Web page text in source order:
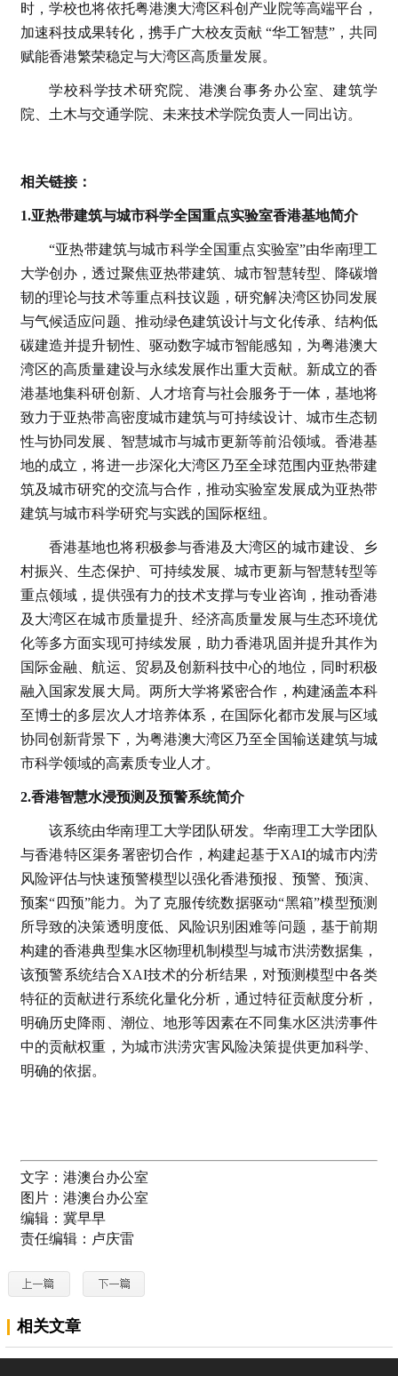
时，学校也将依托粤港澳大湾区科创产业院等高端平台，
加速科技成果转化，携手广大校友贡献 “华工智慧”，共同
赋能香港繁荣稳定与大湾区高质量发展。
学校科学技术研究院、港澳台事务办公室、建筑学
院、土木与交通学院、未来技术学院负责人一同出访。
相关链接：
1.亚热带建筑与城市科学全国重点实验室香港基地简介
“亚热带建筑与城市科学全国重点实验室”由华南理工
大学创办，透过聚焦亚热带建筑、城市智慧转型、降碳增
韧的理论与技术等重点科技议题，研究解决湾区协同发展
与气候适应问题、推动绿色建筑设计与文化传承、结构低
碳建造并提升韧性、驱动数字城市智能感知，为粤港澳大
湾区的高质量建设与永续发展作出重大贡献。新成立的香
港基地集科研创新、人才培育与社会服务于一体，基地将
致力于亚热带高密度城市建筑与可持续设计、城市生态韧
性与协同发展、智慧城市与城市更新等前沿领域。香港基
地的成立，将进一步深化大湾区乃至全球范围内亚热带建
筑及城市研究的交流与合作，推动实验室发展成为亚热带
建筑与城市科学研究与实践的国际枢纽。
香港基地也将积极参与香港及大湾区的城市建设、乡
村振兴、生态保护、可持续发展、城市更新与智慧转型等
重点领域，提供强有力的技术支撑与专业咨询，推动香港
及大湾区在城市质量提升、经济高质量发展与生态环境优
化等多方面实现可持续发展，助力香港巩固并提升其作为
国际金融、航运、贸易及创新科技中心的地位，同时积极
融入国家发展大局。两所大学将紧密合作，构建涵盖本科
至博士的多层次人才培养体系，在国际化都市发展与区域
协同创新背景下，为粤港澳大湾区乃至全国输送建筑与城
市科学领域的高素质专业人才。
2.香港智慧水浸预测及预警系统简介
该系统由华南理工大学团队研发。华南理工大学团队
与香港特区渠务署密切合作，构建起基于XAI的城市内涝
风险评估与快速预警模型以强化香港预报、预警、预演、
预案“四预”能力。为了克服传统数据驱动“黑箱”模型预测
所导致的决策透明度低、风险识别困难等问题，基于前期
构建的香港典型集水区物理机制模型与城市洪涝数据集，
该预警系统结合XAI技术的分析结果，对预测模型中各类
特征的贡献进行系统化量化分析，通过特征贡献度分析，
明确历史降雨、潮位、地形等因素在不同集水区洪涝事件
中的贡献权重，为城市洪涝灾害风险决策提供更加科学、
明确的依据。
文字： 港澳台办公室
图片： 港澳台办公室
编辑： 冀早早
责任编辑： 卢庆雷
相关文章